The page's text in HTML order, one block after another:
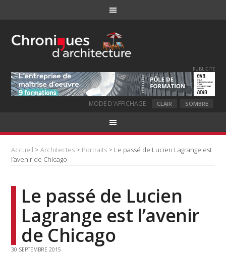
PUBLICITE
MODE D'AFFICHAGE : CLAIR SOMBRE
Accueil >Architectes > Portraits > Le passé de Lucien Lagrange est
l’avenir de Chicago
Le passé de Lucien
Lagrange est l’avenir
de Chicago
30 SEPTEMBRE 2015